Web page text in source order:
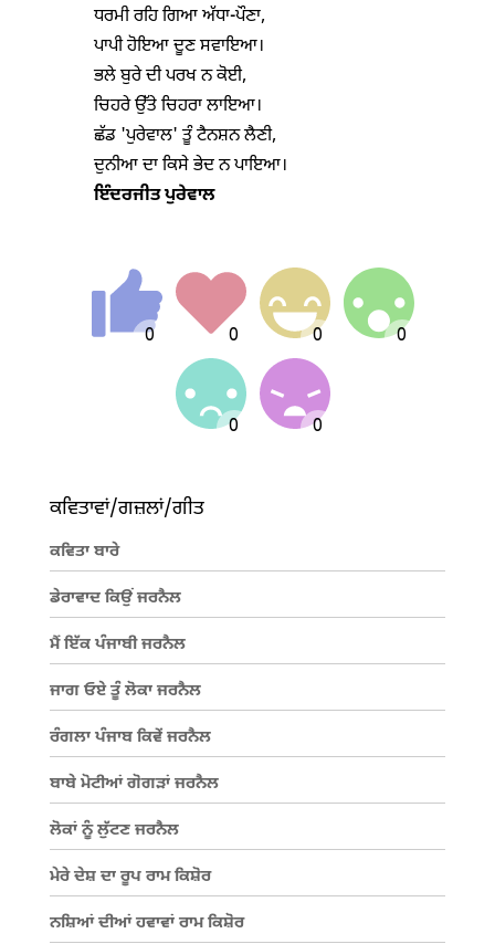
ਧਰਮੀ ਰਹਿ ਗਿਆ ਅੱਧਾ-ਪੌਣਾ,
ਪਾਪੀ ਹੋਇਆ ਦੂਣ ਸਵਾਇਆ।
ਭਲੇ ਬੁਰੇ ਦੀ ਪਰਖ ਨ ਕੋਈ,
ਚਿਹਰੇ ਉੱਤੇ ਚਿਹਰਾ ਲਾਇਆ।
ਛੱਡ 'ਪੁਰੇਵਾਲ' ਤੂੰ ਟੈਨਸ਼ਨ ਲੈਣੀ,
ਇੰਦਰਜੀਤ ਪੁਰੇਵਾਲ
ਕਵਿਤਾਵਾਂ/ਗਜ਼ਲਾਂ/ਗੀਤ
ਕਵਿਤਾ ਬਾਰੇ
ਡੇਰਾਵਾਦ ਕਿਉਂ ਜਰਨੈਲ
ਮੈਂ ਇੱਕ ਪੰਜਾਬੀ ਜਰਨੈਲ
ਜਾਗ ਓਏ ਤੂੰ ਲੋਕਾ ਜਰਨੈਲ
ਰੰਗਲਾ ਪੰਜਾਬ ਕਿਵੇਂ ਜਰਨੈਲ
ਬਾਬੇ ਮੋਟੀਆਂ ਗੋਗੜਾਂ ਜਰਨੈਲ
ਲੋਕਾਂ ਨੂੰ ਲੁੱਟਣ ਜਰਨੈਲ
ਮੇਰੇ ਦੇਸ਼ ਦਾ ਰੂਪ ਰਾਮ ਕਿਸ਼ੋਰ
ਨਸ਼ਿਆਂ ਦੀਆਂ ਹਵਾਵਾਂ ਰਾਮ ਕਿਸ਼ੋਰ